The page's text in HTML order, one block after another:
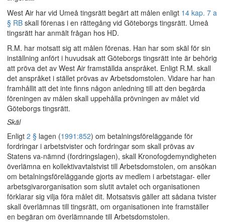
West Air har vid Umeå tingsrätt begärt att målen enligt 14 kap. 7 a
§ RB skall förenas i en rättegång vid Göteborgs tingsrätt. Umeå
tingsrätt har anmält frågan hos HD.
R.M. har motsatt sig att målen förenas. Han har som skäl för sin
inställning anfört i huvudsak att Göteborgs tingsrätt inte är behörig
att pröva det av West Air framställda anspråket. Enligt R.M. skall
det anspråket i stället prövas av Arbetsdomstolen. Vidare har han
framhållit att det inte finns någon anledning till att den begärda
föreningen av målen skall uppehålla prövningen av målet vid
Göteborgs tingsrätt.
Skäl
Enligt 2 § lagen (1991:852) om betalningsföreläggande för
fordringar i arbetstvister och fordringar som skall prövas av
Statens va-nämnd (fordringslagen), skall Kronofogdemyndigheten
överlämna en kollektivavtalstvist till Arbetsdomstolen, om ansökan
om betalningsföreläggande gjorts av medlem i arbetstagar- eller
arbetsgivarorganisation som slutit avtalet och organisationen
förklarar sig vilja föra målet dit. Motsatsvis gäller att sådana tvister
skall överlämnas till tingsrätt, om organisationen inte framställer
en begäran om överlämnande till Arbetsdomstolen.